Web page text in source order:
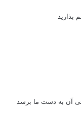
بذارید
آن به دست ما برسد